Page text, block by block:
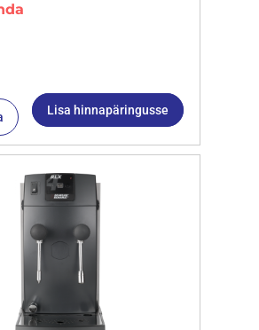
Lisa hinnapäringusse